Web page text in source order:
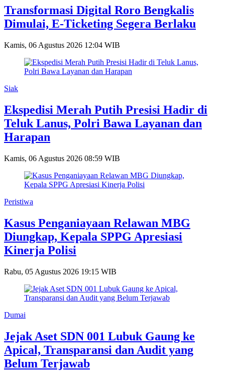
Transformasi Digital Roro Bengkalis
Dimulai, E-Ticketing Segera Berlaku
Kamis, 06 Agustus 2026 12:04 WIB
Siak
Ekspedisi Merah Putih Presisi Hadir di
Teluk Lanus, Polri Bawa Layanan dan
Harapan
Kamis, 06 Agustus 2026 08:59 WIB
Peristiwa
Kasus Penganiayaan Relawan MBG
Diungkap, Kepala SPPG Apresiasi
Kinerja Polisi
Rabu, 05 Agustus 2026 19:15 WIB
Dumai
Jejak Aset SDN 001 Lubuk Gaung ke
Apical, Transparansi dan Audit yang
Belum Terjawab